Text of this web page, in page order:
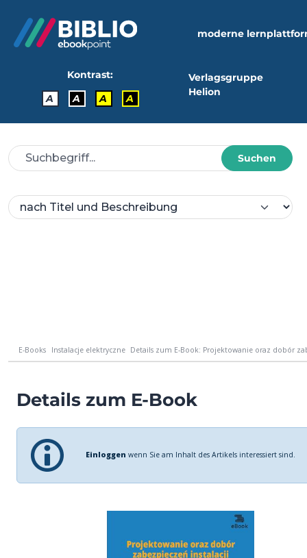
moderne
Kontrast:
A
A A A
Verlagsgruppe
Helion
Suchen
E-Books Instalacje elektryczne Details zum E-Book: Projektowanie oraz dobór
Details zum E-Book
Einloggen wenn Sie am Inhalt des Artikels interessiert sind.